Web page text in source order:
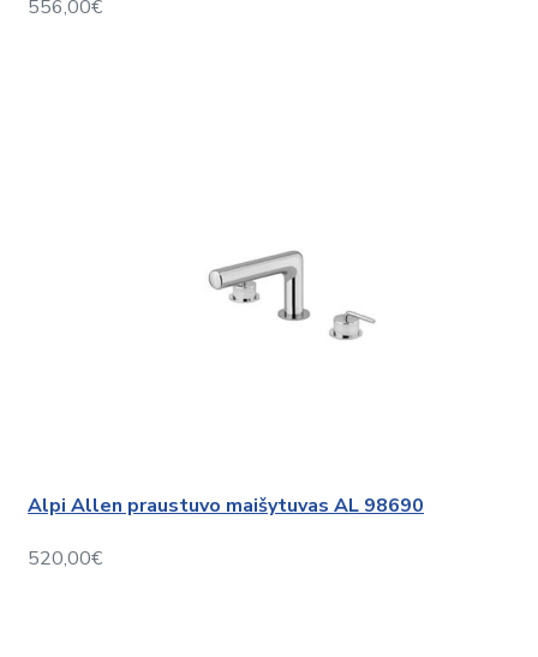
556,00€
Alpi Allen praustuvo maišytuvas AL 98690
520,00€